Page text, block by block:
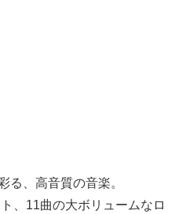
る、高音質の音楽。
、11曲の大ボリュームなロ